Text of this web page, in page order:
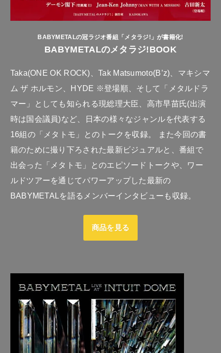
BABYMETALの冠ラジオ番組「メタラジ!」が書籍化!
BABYMETALのメタラジ!BOOK
Taka(ONE OK ROCK)、Tak Matsumoto(B’z)、マキシマ
ム ザ ホルモン、HYDE ※登場順、そして「メタルドラ
マー」としても知られる現総理大臣、高市早苗氏(出演
時は国会議員)など、日本の様々なジャンルを代表する
16組の「メタトモ」とのトークを収録。 また今回の書
籍のために撮り下ろされた最新ビジュアルと、番組で
出会った「メタトモ」とのエピソードトークや、ワー
ルドツアーを通じてパワーアップした最新の
BABYMETALを語るメンバーインタビューも収録。
商品を見る